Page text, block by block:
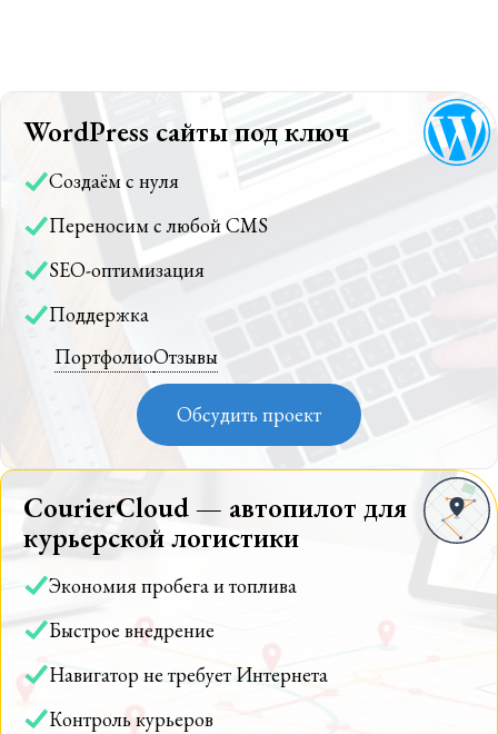
WordPress сайты под ключ
Создаём с нуля
Переносим с любой CMS
SEO-оптимизация
Поддержка
ПортфолиоОтзывы
Обсудить проект
CourierCloud — автопилот для
курьерской логистики
Экономия пробега и топлива
Быстрое внедрение
Навигатор не требует Интернета
Контроль курьеров